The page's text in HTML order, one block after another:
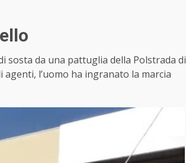
sosta da una pattuglia della Polstrada di
l’uomo ha ingranato la marcia